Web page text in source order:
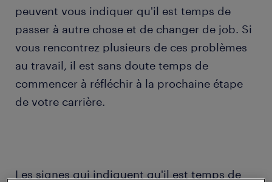
peuvent vous indiquer qu'il est temps de
passer à autre chose et de changer de job. Si
vous rencontrez plusieurs de ces problèmes
au travail, il est sans doute temps de
commencer à réfléchir à la prochaine étape
de votre carrière.
Les signes qui indiquent qu'il est temps de